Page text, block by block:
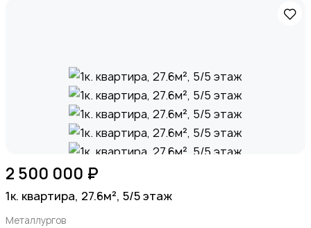
2 500 000 ₽
1к. квартира, 27.6м², 5/5 этаж
Металлургов